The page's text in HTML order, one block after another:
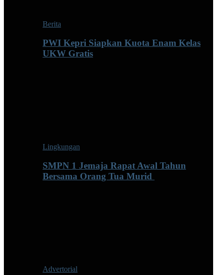
Berita
PWI Kepri Siapkan Kuota Enam Kelas
UKW Gratis
Lingkungan
SMPN 1 Jemaja Rapat Awal Tahun
Bersama Orang Tua Murid ‎
Advertorial